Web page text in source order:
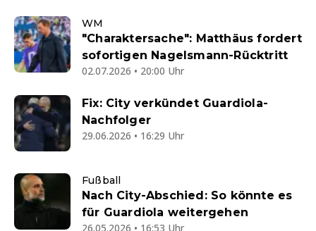
WM
"Charaktersache": Matthäus fordert
sofortigen Nagelsmann-Rücktritt
02.07.2026 • 20:00 Uhr
Fix: City verkündet Guardiola-
Nachfolger
29.06.2026 • 16:29 Uhr
Fußball
Nach City-Abschied: So könnte es
für Guardiola weitergehen
26.05.2026 • 16:53 Uhr